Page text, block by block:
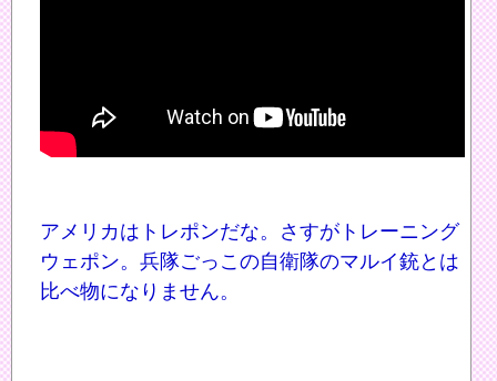
アメリカはトレポンだな。さすがトレーニング
ウェポン。兵隊ごっこの自衛隊のマルイ銃とは
比べ物になりません。